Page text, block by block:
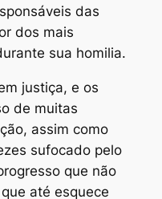
das
dos mais
sua homilia.
justiça, e os
de muitas
assim como
sufocado pelo
que não
até esquece